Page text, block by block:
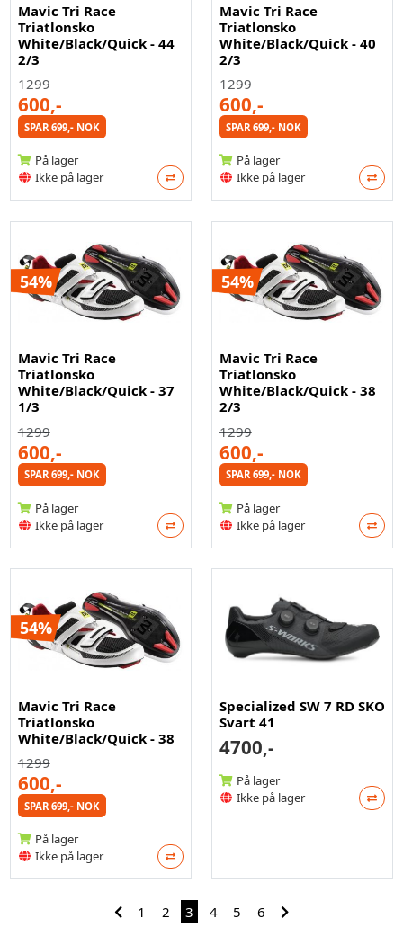
Mavic Tri Race
Triatlonsko
White/Black/Quick - 44
2/3
1299
600,-
SPAR 699,- NOK
På lager
Ikke på lager
Mavic Tri Race
Triatlonsko
White/Black/Quick - 40
2/3
1299
600,-
SPAR 699,- NOK
På lager
Ikke på lager
54%
Mavic Tri Race
Triatlonsko
White/Black/Quick - 37
1/3
1299
600,-
SPAR 699,- NOK
På lager
Ikke på lager
54%
Mavic Tri Race
Triatlonsko
White/Black/Quick - 38
2/3
1299
600,-
SPAR 699,- NOK
På lager
Ikke på lager
54%
Mavic Tri Race
Triatlonsko
White/Black/Quick - 38
1299
600,-
SPAR 699,- NOK
På lager
Ikke på lager
Specialized SW 7 RD SKO
Svart 41
4700,-
På lager
Ikke på lager
1 2 3 4 5 6